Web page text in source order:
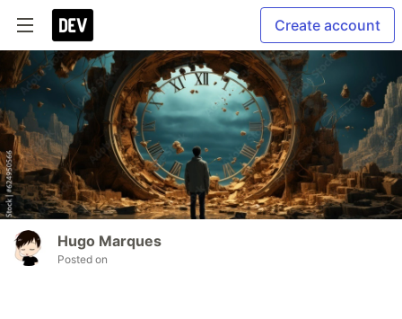
Create account
Hugo Marques
Posted on